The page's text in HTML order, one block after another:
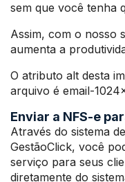
sem que você tenha
Assim, com o nosso
aumenta a
O atributo alt desta
arquivo é email-
Enviar a NFS-e
Através do sistema
GestãoClick, você
serviço para seus
diretamente do